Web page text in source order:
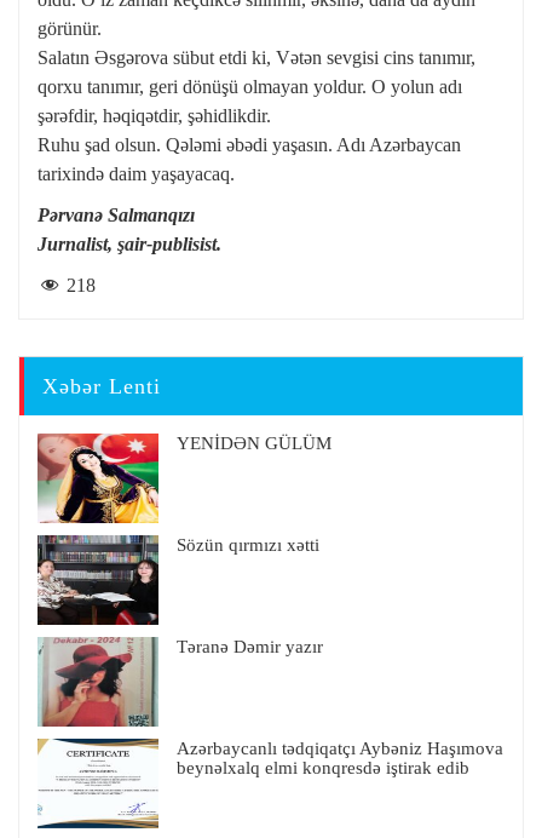
görünür.
Salatın Əsgərova sübut etdi ki, Vətən sevgisi cins tanımır,
qorxu tanımır, geri dönüşü olmayan yoldur. O yolun adı
şərəfdir, həqiqətdir, şəhidlikdir.
Ruhu şad olsun. Qələmi əbədi yaşasın. Adı Azərbaycan
tarixində daim yaşayacaq.
Pərvanə Salmanqızı
Jurnalist, şair-publisist.
218
Xəbər Lenti
YENİDƏN GÜLÜM
Sözün qırmızı xətti
Təranə Dəmir yazır
Azərbaycanlı tədqiqatçı Aybəniz Haşımova
beynəlxalq elmi konqresdə iştirak edib